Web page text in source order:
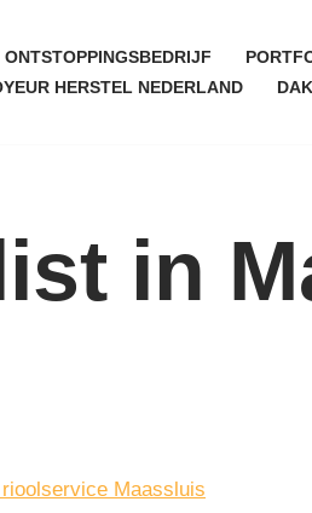
ONTSTOPPINGSBEDRIJF
HERSTEL NEDERLAND
in
Maassluis